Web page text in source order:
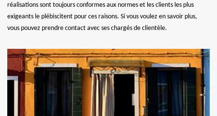
réalisations sont toujours conformes aux normes et les clients les plus
exigeants le plébiscitent pour ces raisons. Si vous voulez en savoir plus,
vous pouvez prendre contact avec ses chargés de clientèle.